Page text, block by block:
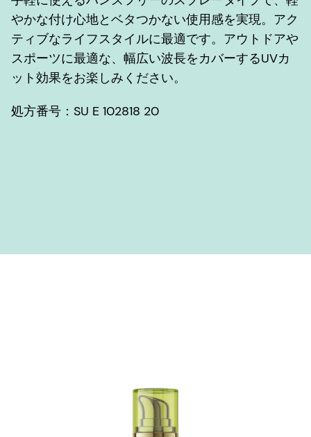
やかな付け心地とベタつかない使用感を実現。アク
ティブなライフスタイルに最適です。アウトドアや
スポーツに最適な、幅広い波長をカバーするUVカ
ット効果をお楽しみください。
処方番号：SU E 102818 20